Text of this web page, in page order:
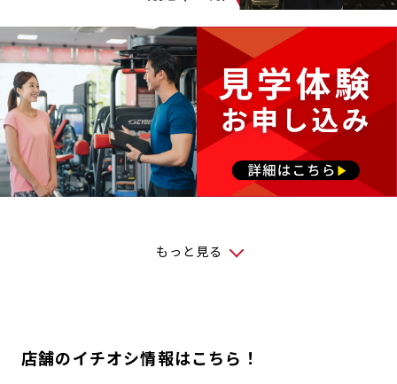
もっと見る
店舗のイチオシ情報はこちら！